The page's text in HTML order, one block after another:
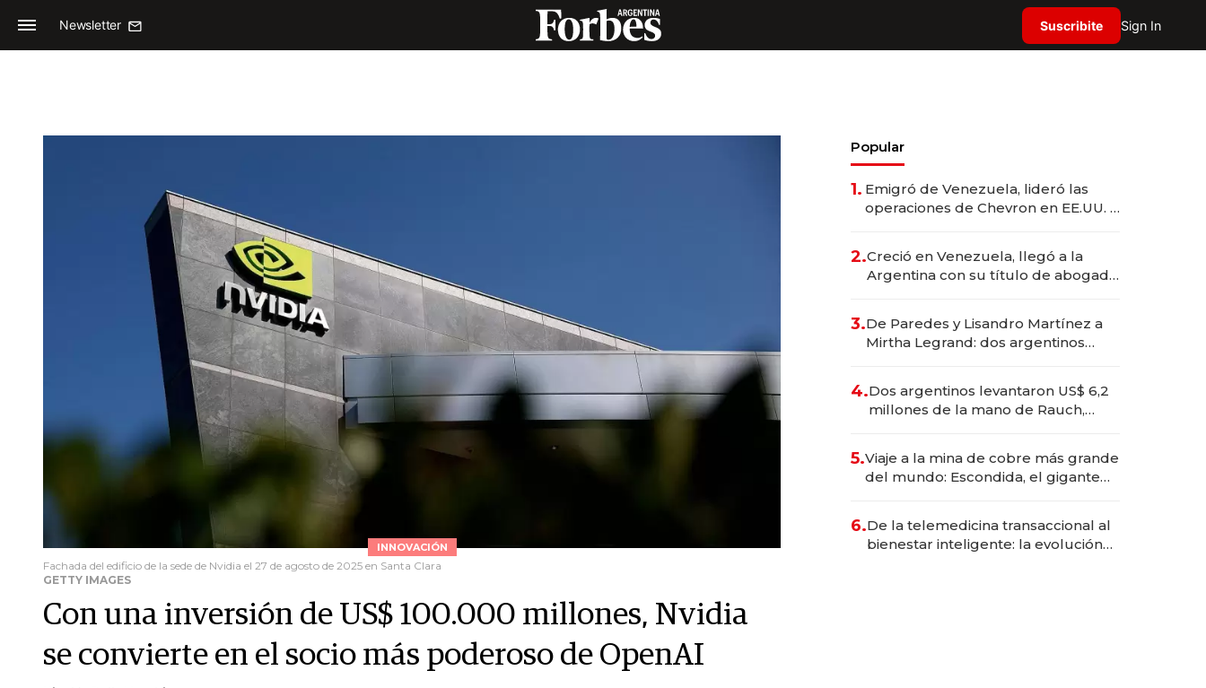
Newsletter Suscribite Sign In
INNOVACIÓN
Fachada del edificio de la sede de Nvidia el 27 de agosto de 2025 en Santa Clara
GETTY IMAGES
Con una inversión de US$ 100.000 millones, Nvidia
se convierte en el socio más poderoso de OpenAI
Popular
1. Emigró de Venezuela, lideró las
operaciones de Chevron en EE.UU. y
2.Creció en Venezuela, llegó a la
Argentina con su título de abogado
marcas "fast premium"
3.De Paredes y Lisandro Martínez a
Mirtha Legrand: dos argentinos
deportivo y el cuidado corporal
4.Dos argentinos levantaron US$ 6,2
millones de la mano de Rauch,
5.Viaje a la mina de cobre más grande
del mundo: Escondida, el gigante
6.De la telemedicina transaccional al
bienestar inteligente: la evolución